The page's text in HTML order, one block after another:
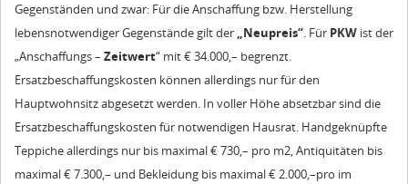
Gegenständen und zwar: Für die Anschaffung bzw. Herstellung
lebensnotwendiger Gegenstände gilt der „Neupreis“. Für PKW ist der
„Anschaffungs – Zeitwert“ mit € 34.000,– begrenzt.
Ersatzbeschaffungskosten können allerdings nur für den
Hauptwohnsitz abgesetzt werden. In voller Höhe absetzbar sind die
Ersatzbeschaffungskosten für notwendigen Hausrat. Handgeknüpfte
Teppiche allerdings nur bis maximal € 730,– pro m2, Antiquitäten bis
maximal € 7.300,– und Bekleidung bis maximal € 2.000,–pro im